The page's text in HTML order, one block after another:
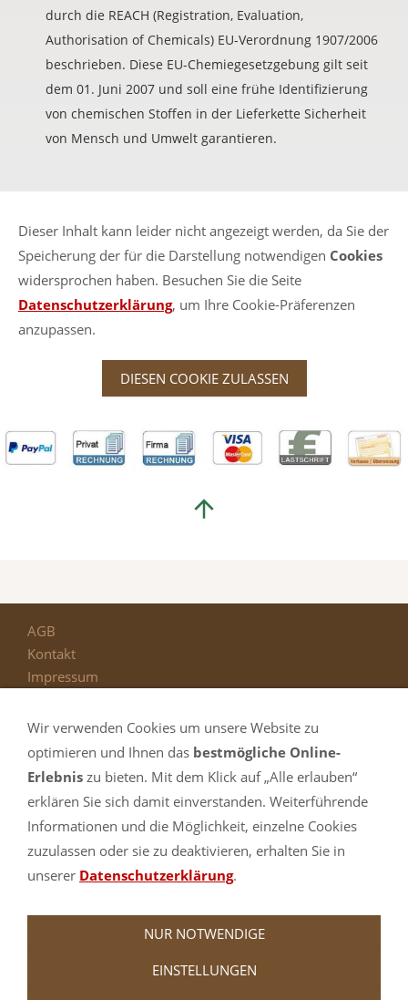
durch die REACH (Registration, Evaluation,
Authorisation of Chemicals) EU-Verordnung 1907/2006
beschrieben. Diese EU-Chemiegesetzgebung gilt seit
dem 01. Juni 2007 und soll eine frühe Identifizierung
von chemischen Stoffen in der Lieferkette Sicherheit
von Mensch und Umwelt garantieren.
Dieser Inhalt kann leider nicht angezeigt werden, da Sie der
Speicherung der für die Darstellung notwendigen Cookies
widersprochen haben. Besuchen Sie die Seite
Datenschutzerklärung, um Ihre Cookie-Präferenzen
anzupassen.
DIESEN COOKIE ZULASSEN
AGB
Kontakt
Impressum
Widerrufsrecht
Technik
Team
Haftungsausschluss
FAQs - Häufige Fragen
Referenzen
Wir verwenden Cookies um unsere Website zu
optimieren und Ihnen das bestmögliche Online-
Erlebnis zu bieten. Mit dem Klick auf „Alle erlauben“
erklären Sie sich damit einverstanden. Weiterführende
Informationen und die Möglichkeit, einzelne Cookies
zuzulassen oder sie zu deaktivieren, erhalten Sie in
unserer Datenschutzerklärung.
NUR NOTWENDIGE
EINSTELLUNGEN